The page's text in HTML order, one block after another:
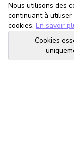
Nous utilisons des
continuant à
cookies. En savoir
Cookies